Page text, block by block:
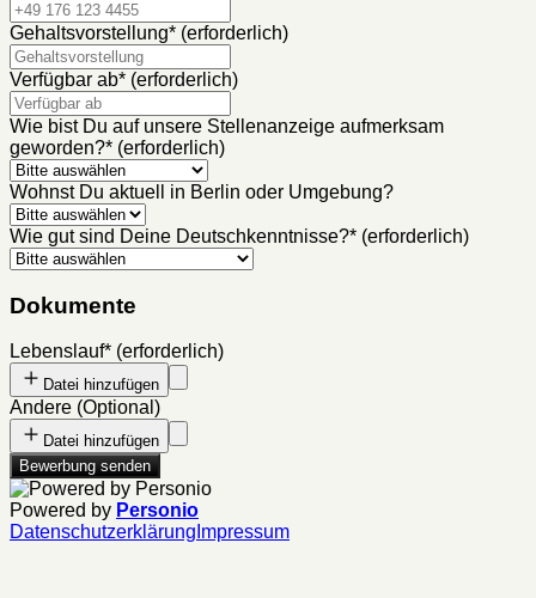
Gehaltsvorstellung* (erforderlich)
Verfügbar ab* (erforderlich)
Wie bist Du auf unsere Stellenanzeige aufmerksam
geworden?* (erforderlich)
Wohnst Du aktuell in Berlin oder Umgebung?
Wie gut sind Deine Deutschkenntnisse?* (erforderlich)
Dokumente
Lebenslauf* (erforderlich)
Datei hinzufügen
Andere (Optional )
Datei hinzufügen
Bewerbung senden
Powered by Personio
Datenschutzerklärung Impressum